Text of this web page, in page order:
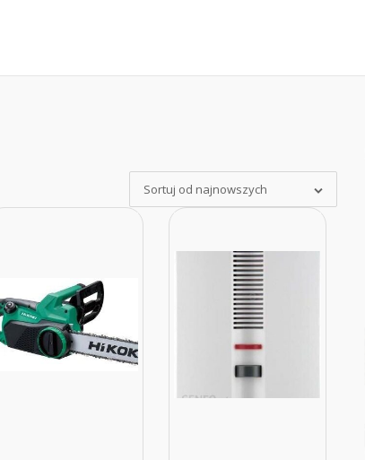
Sortuj od najnowszych